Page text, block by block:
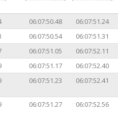
06:07:50.48
06:07:51.24
06:07:50.54
06:07:51.31
06:07:51.05
06:07:52.11
06:07:51.17
06:07:52.40
06:07:51.23 06:07:52.41
06:07:51.27 06:07:52.56